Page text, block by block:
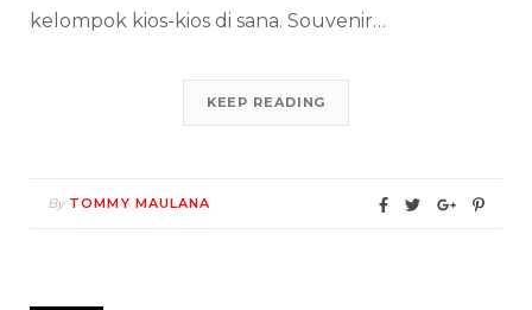
kelompok kios-kios di sana. Souvenir…
KEEP READING
By TOMMY MAULANA